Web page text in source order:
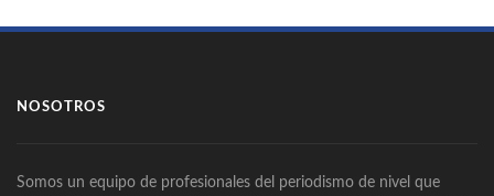
NOSOTROS
Somos un equipo de profesionales del periodismo de nivel que